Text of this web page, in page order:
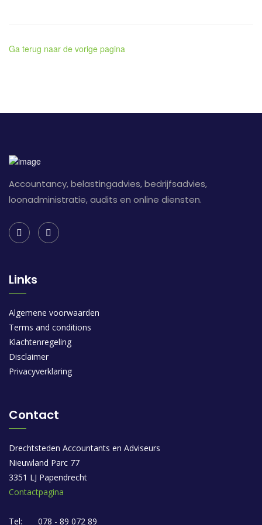
Ga terug naar de vorige pagina
Accountancy, belastingadvies, bedrijfsadvies,
loonadministratie, audits en online diensten.
Links
Algemene voorwaarden
Terms and conditions
Klachtenregeling
Disclaimer
Privacyverklaring
Contact
Drechtsteden Accountants en Adviseurs
Nieuwland Parc 77
3351 LJ Papendrecht
Contactpagina
Tel: 078 - 89 072 89